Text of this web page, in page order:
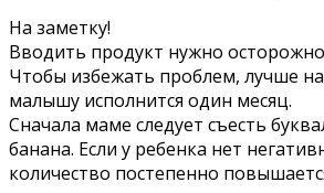
На заметку!
Вводить продукт нужно
Чтобы избежать проблем, лучше
малышу исполнится один месяц.
Сначала маме следует съесть
банана. Если у ребенка нет
количество постепенно